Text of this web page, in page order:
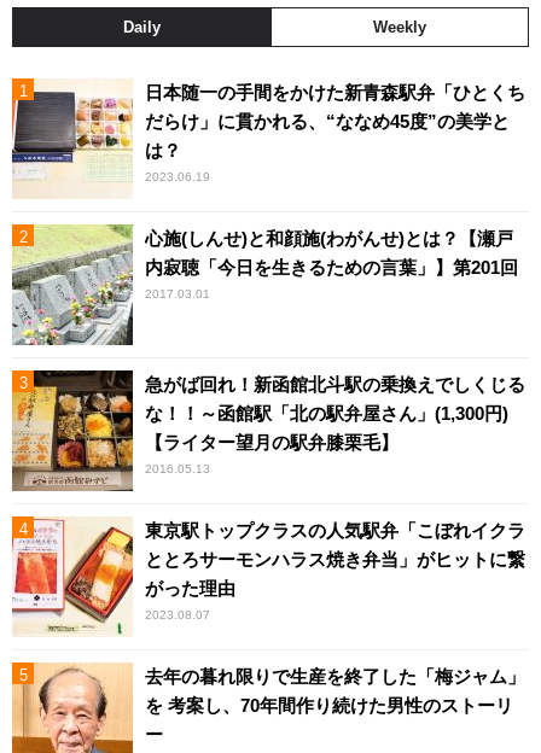
Daily Weekly
日本随一の手間をかけた新青森駅弁「ひとくち
だらけ」に貫かれる、“ななめ45度”の美学と
は？
2023.06.19
心施(しんせ)と和顔施(わがんせ)とは？【瀬戸
内寂聴「今日を生きるための言葉」】第201回
2017.03.01
急がば回れ！新函館北斗駅の乗換えでしくじる
な！！～函館駅「北の駅弁屋さん」(1,300円)
【ライター望月の駅弁膝栗毛】
2016.05.13
東京駅トップクラスの人気駅弁「こぼれイクラ
ととろサーモンハラス焼き弁当」がヒットに繋
がった理由
2023.08.07
去年の暮れ限りで生産を終了した「梅ジャム」
を 考案し、70年間作り続けた男性のストーリ
ー